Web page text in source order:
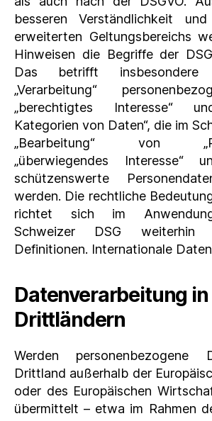
besseren Verständlichkeit
erweiterten Geltungsbereichs
Hinweisen die Begriffe der
Das betrifft
„Verarbeitung“
„berechtigtes Interesse“
Kategorien von Daten“, die im
„Bearbeitung“ von
„überwiegendes Interesse“
schützenswerte
werden. Die rechtliche
richtet sich im
Schweizer DSG weiterhin
Definitionen. Internationale
Datenverarbeitung in
Drittländern
Werden
Drittland außerhalb der
oder des Europäischen
übermittelt – etwa im Rahmen